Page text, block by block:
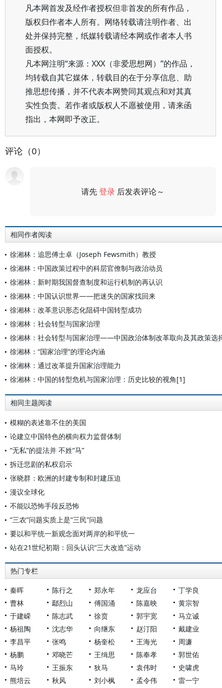
凡本网首发及经作者授权但非首发的所有作品，
版权归作者本人所有。网络转载请注明作者、出
处并保持完整，纸媒转载请经本网或作者本人书
面授权。
凡本网注明“来源：XXX（非爱思想网）”的作品，
均转载自其它媒体，转载目的在于分享信息、助
推思想传播，并不代表本网赞同其观点和对其真
实性负责。若作者或版权人不愿被使用，请来函
指出，本网即予改正。
评论（0）
请先登录 后发表评论～
相同作者阅读
徐湘林：追思傅士卓（Joseph Fewsmith）教授
徐湘林：中国政策过程中的科层官僚制与政治动员
徐湘林：新时期我国督查制度和运行机制的再认识
徐湘林：中国认识世界——把迷失的国家找回来
徐湘林：改革意识形态化阻碍中国转型成功
徐湘林：社会转型与国家治理
徐湘林：社会转型与国家治理——中国政治体制改革取向及其政策选
徐湘林：“国家治理”的理论内涵
徐湘林：通过改革提升国家治理能力
徐湘林：中国的转型危机与国家治理：历史比较的视角[1]
相同主题阅读
模糊的表述靠不住的美国
论建立中国特色的横向权力监督体制
“无私”的提法并 不姓“马”
拆迁悲剧的私权启示
张晓群：欧洲的封建专制和封建压迫
漫议全球化
不能以恐怖手段反恐怖
“三农”问题实质上是“三民”问题
要以和平统一新观念面对两岸的和平统一
站在21世纪初期：回头认识“三大改造”运动
热门专栏
秦晖 陈行之 郑永年 龙应台
丁学良
曹林
鄢烈山 傅国涌 陈嘉映
黄宗智
于建嵘
陈志武 徐贲 郭宇宽
马立诚
杨祖陶
沈志华 向继东 赵汀阳
戴建业
李昌平
张鸣 杨奎松 王海光
周濂
杨鹏
邓晓芒 王缉思 陈奉孝
郭世佑
马玲
王振东 狄马 袁伟时
史啸虎
熊培云
秋风 刘小枫 孟令伟 雷一宁